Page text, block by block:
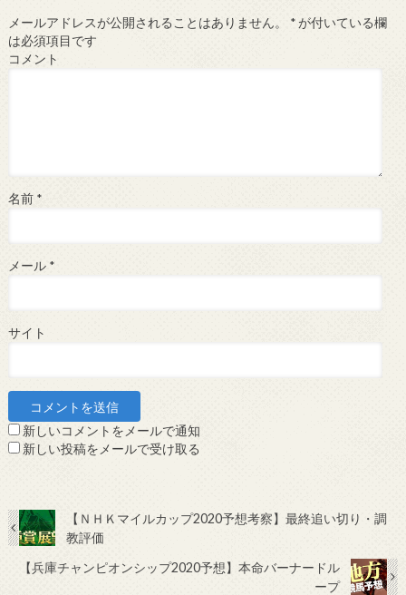
メールアドレスが公開されることはありません。 *が付いている欄
は必須項目です
コメント
名前 *
メール *
サイト
新しいコメントをメールで通知
新しい投稿をメールで受け取る
【ＮＨＫマイルカップ2020予想考察】最終追い切り・調
教評価
【兵庫チャンピオンシップ2020予想】本命バーナードル
ープ